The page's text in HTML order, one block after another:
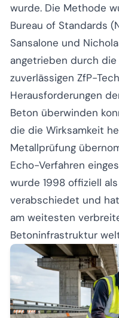
wurde. Die Methode
Bureau of Standards
Sansalone und
angetrieben durch
zuverlässigen ZfP-
Herausforderungen
Beton überwinden
die die Wirksamkeit
Metallprüfung
Echo-Verfahren
wurde 1998 offiziell
verabschiedet und
am weitesten
Betoninfrastruktur